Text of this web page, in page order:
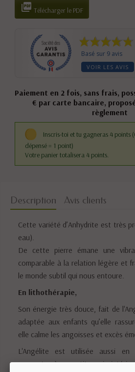
 Télécharger le PDF
Basé sur 9 avis
VOIR LES AVIS
Paiement en 2 fois, sans frais,
€ par carte bancaire,
règlement
Inscris-toi et tu gagneras 4 points
dépensé = 1 point)
Votre panier totalisera 4 points.
Description Avis clients
Cette variété d’Anhydrite est très
eau).
De cette pierre émane une
comparable à la relation légère et
le monde subtil qui nous entoure.
En lithothérapie,
Son énergie très douce, fait de
adaptée aux enfants qu’elle
elle calme les angoisses et excès
L'Angélite est utilisée aussi en
connecter à sa petite voix